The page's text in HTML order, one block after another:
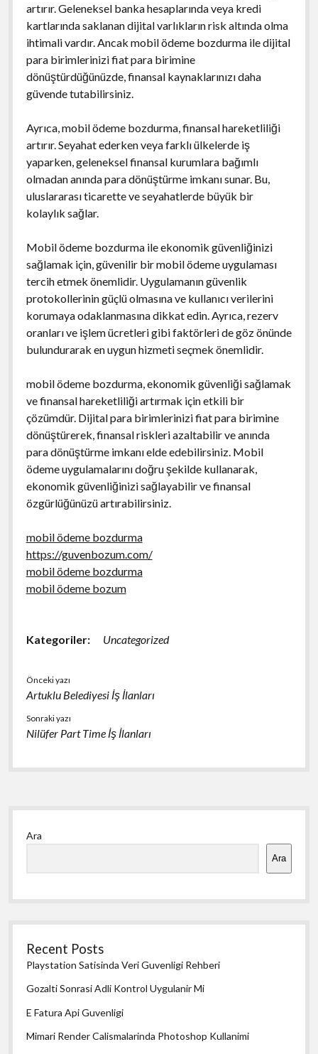
artırır. Geleneksel banka hesaplarında veya kredi
kartlarında saklanan dijital varlıkların risk altında olma
ihtimali vardır. Ancak mobil ödeme bozdurma ile dijital
para birimlerinizi fiat para birimine
dönüştürdüğünüzde, finansal kaynaklarınızı daha
güvende tutabilirsiniz.
Ayrıca, mobil ödeme bozdurma, finansal hareketliliği
artırır. Seyahat ederken veya farklı ülkelerde iş
yaparken, geleneksel finansal kurumlara bağımlı
olmadan anında para dönüştürme imkanı sunar. Bu,
uluslararası ticarette ve seyahatlerde büyük bir
kolaylık sağlar.
Mobil ödeme bozdurma ile ekonomik güvenliğinizi
sağlamak için, güvenilir bir mobil ödeme uygulaması
tercih etmek önemlidir. Uygulamanın güvenlik
protokollerinin güçlü olmasına ve kullanıcı verilerini
korumaya odaklanmasına dikkat edin. Ayrıca, rezerv
oranları ve işlem ücretleri gibi faktörleri de göz önünde
bulundurarak en uygun hizmeti seçmek önemlidir.
mobil ödeme bozdurma, ekonomik güvenliği sağlamak
ve finansal hareketliliği artırmak için etkili bir
çözümdür. Dijital para birimlerinizi fiat para birimine
dönüştürerek, finansal riskleri azaltabilir ve anında
para dönüştürme imkanı elde edebilirsiniz. Mobil
ödeme uygulamalarını doğru şekilde kullanarak,
ekonomik güvenliğinizi sağlayabilir ve finansal
özgürlüğünüzü artırabilirsiniz.
mobil ödeme bozdurma
https://guvenbozum.com/
mobil ödeme bozdurma
mobil ödeme bozum
Kategoriler: Uncategorized
Önceki yazı
Artuklu Belediyesi İş İlanları
Sonraki yazı
Nilüfer Part Time İş İlanları
Yan
Menü
Ara
Ara
Recent Posts
Playstation Satisinda Veri Guvenligi Rehberi
Gozalti Sonrasi Adli Kontrol Uygulanir Mi
E Fatura Api Guvenligi
Mimari Render Calismalarinda Photoshop Kullanimi